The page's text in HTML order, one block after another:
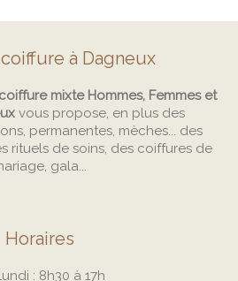
à Dagneux
mixte Hommes, Femmes et
vous propose, en plus des
permanentes, mèches... des
rituels de soins, des coiffures de
gala...
Horaires
: 8h30 à 17h